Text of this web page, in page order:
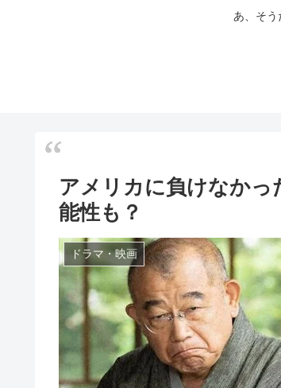
あ、そう
アメリカに負けなか
能性も？
ドラマ・映画